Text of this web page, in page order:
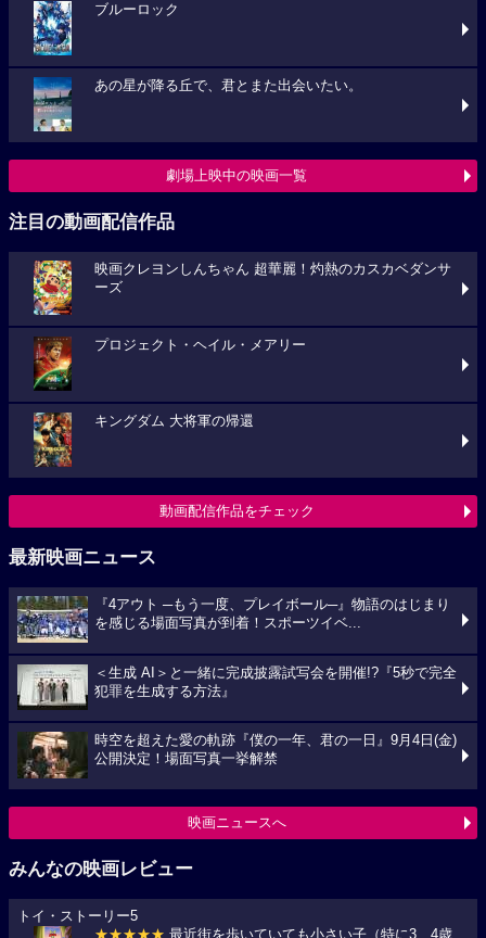
ブルーロック
あの星が降る丘で、君とまた出会いたい。
劇場上映中の映画一覧
注目の動画配信作品
映画クレヨンしんちゃん 超華麗！灼熱のカスカベダンサ
ーズ
プロジェクト・ヘイル・メアリー
キングダム 大将軍の帰還
動画配信作品をチェック
最新映画ニュース
『4アウト ─もう一度、プレイボール─』物語のはじまり
を感じる場面写真が到着！スポーツイベ...
＜生成 AI＞と一緒に完成披露試写会を開催!?『5秒で完全
犯罪を生成する方法』
時空を超えた愛の軌跡『僕の一年、君の一日』9月4日(金)
公開決定！場面写真一挙解禁
映画ニュースへ
みんなの映画レビュー
トイ・ストーリー5
★★★★★ 最近街を歩いていても小さい子（特に3、4歳